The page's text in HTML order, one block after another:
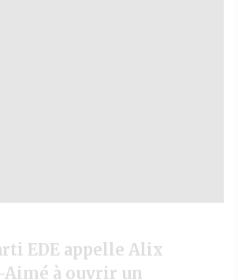
EDE appelle Alix
à ouvrir un